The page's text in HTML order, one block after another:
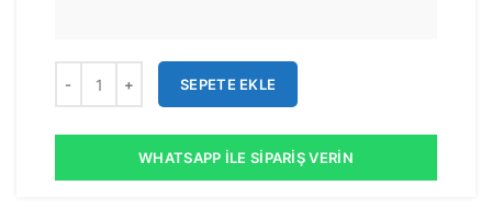
SEPETE EKLE
WHATSAPP İLE SIPARIŞ VERIN